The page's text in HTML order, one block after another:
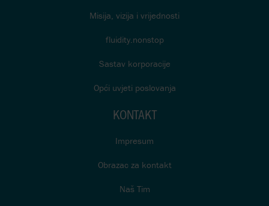
Misija, vizija i vrijednosti
fluidity.nonstop
Sastav korporacije
Opći uvjeti poslovanja
KONTAKT
Impresum
Obrazac za kontakt
Naš Tim